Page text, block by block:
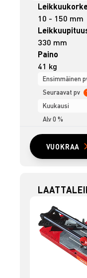
10 - 150 mm
330 mm
Paino
41 kg
Ensimmäinen
Seuraavat pv
Kuukausi
Alv 0 %
VUOKRAA